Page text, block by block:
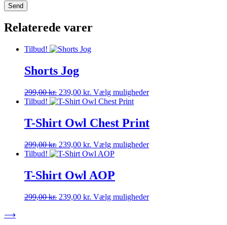
Relaterede varer
Tilbud!
Shorts Jog
299,00kr. Den
oprindelige
var:
299,00 kr..
239,00 kr. Den
aktuelle
er:
239,00 kr..
Vælg mulighederDette
varianter.
kan
Tilbud!
T-Shirt Owl Chest Print
299,00kr. Den
oprindelige
var:
299,00 kr..
239,00 kr. Den
aktuelle
er:
239,00 kr..
Vælg mulighederDette
kan
Tilbud!
T-Shirt Owl AOP
299,00kr. Den
239,00 kr. Den
Vælg mulighederDette
⟶